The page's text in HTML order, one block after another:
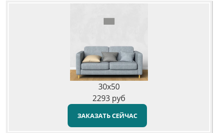
30x50
2293 руб
ЗАКАЗАТЬ СЕЙЧАС